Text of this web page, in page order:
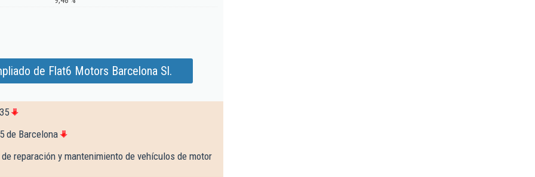
de Flat6 Motors Barcelona Sl.
de Barcelona
reparación y mantenimiento de vehículos de motor